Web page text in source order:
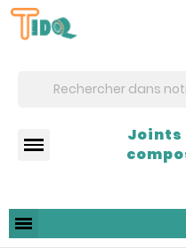
Joints